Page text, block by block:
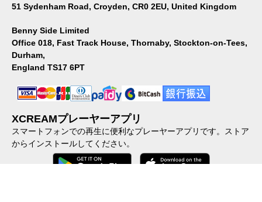
51 Sydenham Road, Croyden, CR0 2EU, United Kingdom
Benny Side Limited
Office 018, Fast Track House, Thornaby, Stockton-on-Tees,
Durham,
England TS17 6PT
XCREAMプレーヤーアプリ
スマートフォンでの再生に便利なプレーヤーアプリです。ストア
からインストールしてください。